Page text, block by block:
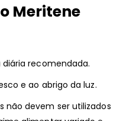
Meritene
recomendada.
e ao abrigo da luz.
não devem ser utilizados